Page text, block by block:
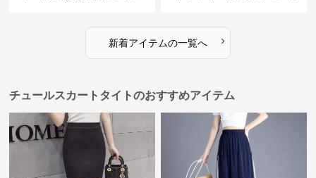
新着アイテムの一覧へ ›
チュールスカートタイトのおすすめアイテム